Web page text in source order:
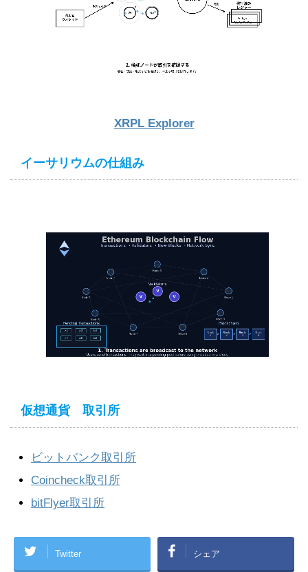
XRPL Explorer
イーサリウムの仕組み
仮想通貨 取引所
ビットバンク取引所
Coincheck取引所
bitFlyer取引所
Twitter シェア